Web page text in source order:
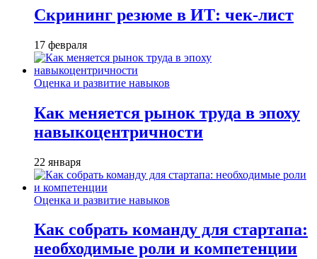
Скрининг резюме в ИТ: чек-лист
17 февраля
Оценка и развитие навыков
Как меняется рынок труда в эпоху
навыкоцентричности
22 января
Оценка и развитие навыков
Как собрать команду для стартапа:
необходимые роли и компетенции